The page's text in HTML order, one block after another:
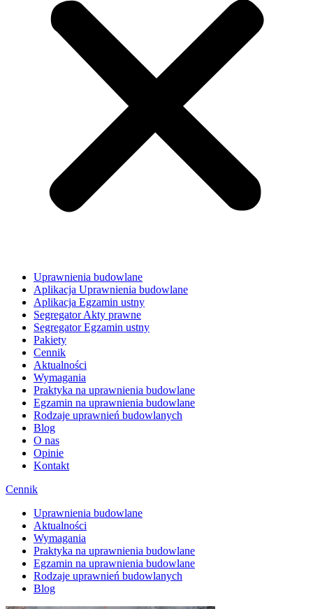
Uprawnienia budowlane
Aplikacja Uprawnienia budowlane
Aplikacja Egzamin ustny
Segregator Akty prawne
Segregator Egzamin ustny
Pakiety
Cennik
Aktualności
Wymagania
Praktyka na uprawnienia budowlane
Egzamin na uprawnienia budowlane
Rodzaje uprawnień budowlanych
Blog
O nas
Opinie
Kontakt
Cennik
Uprawnienia budowlane
Aktualności
Wymagania
Praktyka na uprawnienia budowlane
Egzamin na uprawnienia budowlane
Rodzaje uprawnień budowlanych
Blog